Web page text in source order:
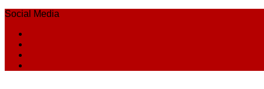
Social Media